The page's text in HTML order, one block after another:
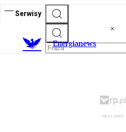
Serwisy
Energianews